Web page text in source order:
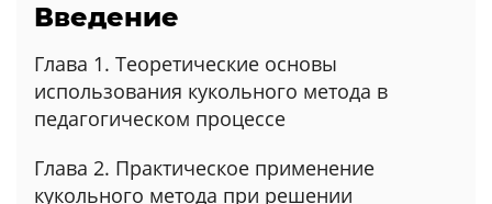
Введение
Глава 1. Теоретические основы
использования кукольного метода в
педагогическом процессе
Глава 2. Практическое применение
кукольного метода при решении